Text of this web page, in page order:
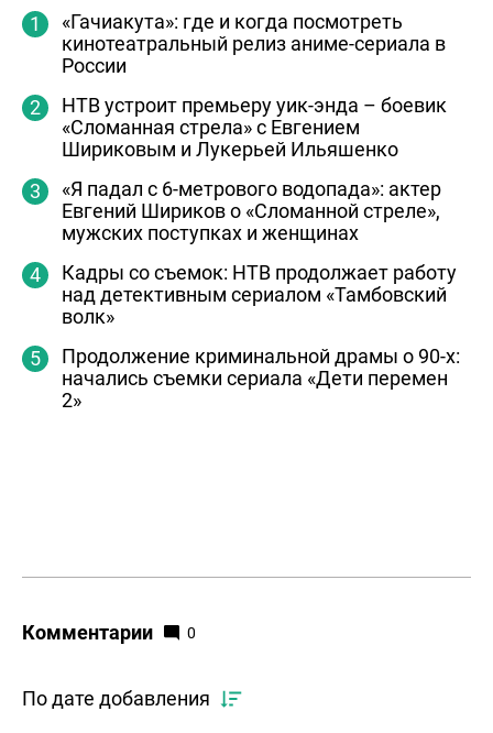
«Гачиакута»: где и когда посмотреть
кинотеатральный релиз аниме-сериала в
России
НТВ устроит премьеру уик-энда – боевик
«Сломанная стрела» с Евгением
Шириковым и Лукерьей Ильяшенко
«Я падал с 6-метрового водопада»: актер
Евгений Шириков о «Сломанной стреле»,
мужских поступках и женщинах
Кадры со съемок: НТВ продолжает работу
над детективным сериалом «Тамбовский
волк»
Продолжение криминальной драмы о 90-х:
начались съемки сериала «Дети перемен
2»
Комментарии 0
По дате добавления